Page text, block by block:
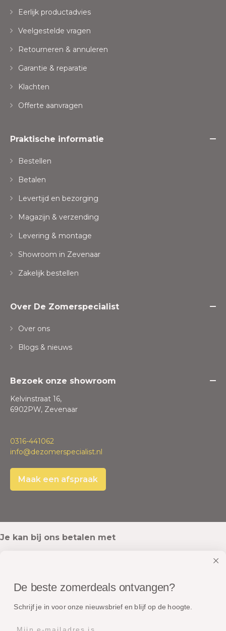
Eerlijk productadvies
Veelgestelde vragen
Retourneren & annuleren
Garantie & reparatie
Klachten
Offerte aanvragen
Praktische informatie
Bestellen
Betalen
Levertijd en bezorging
Magazijn & verzending
Levering & montage
Showroom in Zevenaar
Zakelijk bestellen
Over De Zomerspecialist
Over ons
Blogs & nieuws
Bezoek onze showroom
Kelvinstraat 16,
6902PW, Zevenaar
0316-441062
info@dezomerspecialist.nl
Maak een afspraak
Je kan bij ons betalen met
Onze pakketten worden verstuurd met
De beste zomerdeals ontvangen?
Schrijf je in voor onze nieuwsbrief en blijf op de hoogte.